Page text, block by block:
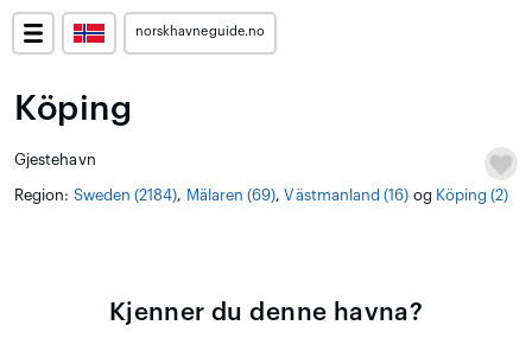
norskhavneguide.no
Köping
Gjestehavn
Region: Sweden (2184), Mälaren (69),Västmanland (16) og Köping (2)
Kjenner du denne havna?